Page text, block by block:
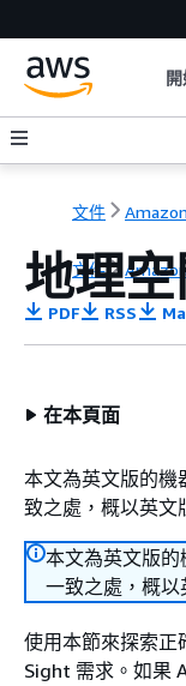
文件
文件
地理
PDF RSS
在本頁面
本文為英文版的機
致之處，概以英文
本文為英文版
一致之處，概以
使用本節來探索正
Sight 需求。如果